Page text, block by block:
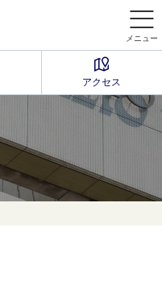
メニュー
アクセス